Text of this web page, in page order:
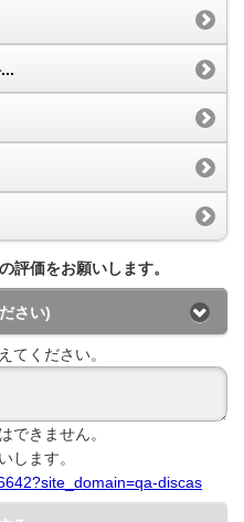
評価をお願いします。
さい)
てください。
できません。
します。
discas